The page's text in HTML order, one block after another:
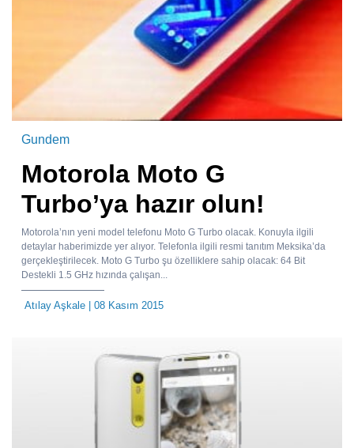
Gundem
Motorola Moto G
Turbo’ya hazır olun!
Motorola’nın yeni model telefonu Moto G Turbo olacak. Konuyla ilgili
detaylar haberimizde yer alıyor. Telefonla ilgili resmi tanıtım Meksika’da
gerçekleştirilecek. Moto G Turbo şu özelliklere sahip olacak: 64 Bit
Destekli 1.5 GHz hızında çalışan...
Atılay Aşkale | 08 Kasım 2015